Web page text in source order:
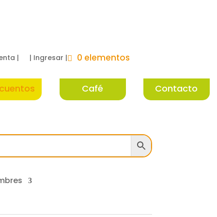
| | Ingresar | 0 elementos
Café Contacto